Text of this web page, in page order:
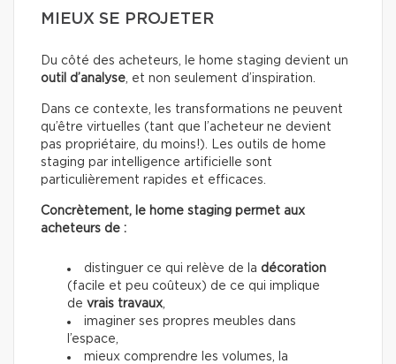
MIEUX SE PROJETER
Du côté des acheteurs, le home staging devient un
outil d’analyse, et non seulement d’inspiration.
Dans ce contexte, les transformations ne peuvent
qu’être virtuelles (tant que l’acheteur ne devient
pas propriétaire, du moins!). Les outils de home
staging par intelligence artificielle sont
particulièrement rapides et efficaces.
Concrètement, le home staging permet aux
acheteurs de :
distinguer ce qui relève de la décoration
(facile et peu coûteux) de ce qui implique
de vrais travaux,
imaginer ses propres meubles dans
l’espace,
mieux comprendre les volumes, la